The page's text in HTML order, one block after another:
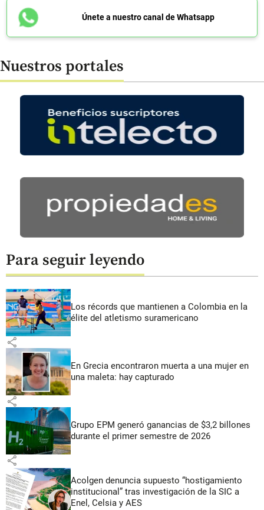
Únete a nuestro canal de Whatsapp
Nuestros portales
Para seguir leyendo
Los récords que mantienen a Colombia en la
élite del atletismo suramericano
share
En Grecia encontraron muerta a una mujer en
una maleta: hay capturado
share
Grupo EPM generó ganancias de $3,2 billones
durante el primer semestre de 2026
share
Acolgen denuncia supuesto “hostigamiento
institucional” tras investigación de la SIC a
Enel, Celsia y AES